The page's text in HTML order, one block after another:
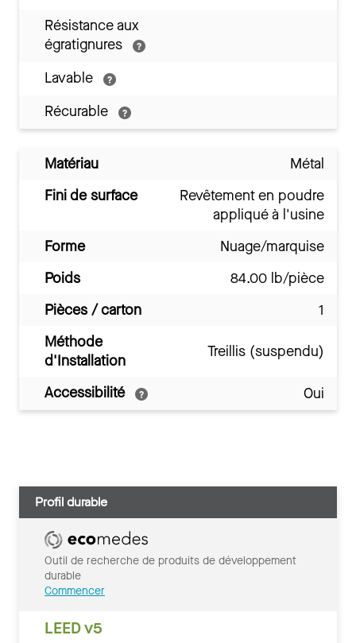
Résistance aux
égratignures
Lavable
Récurable
Matériau
Métal
Fini de surface
Revêtement en poudre
appliqué à l'usine
Forme
Nuage/marquise
Poids
84.00 lb/pièce
Pièces / carton
1
Méthode
d'Installation
Treillis (suspendu)
Accessibilité Oui
Profil durable
Outil de recherche de produits de développement
durable
Commencer
LEED v5